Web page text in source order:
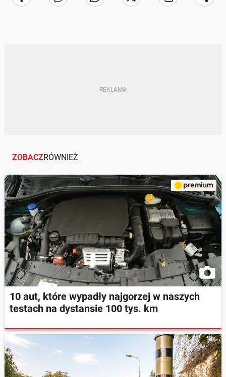
ZOBACZRÓWNIEŻ
10 aut, które wypadły najgorzej w naszych
testach na dystansie 100 tys. km